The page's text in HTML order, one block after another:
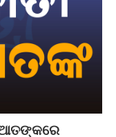
ଆତଙ୍କରେ